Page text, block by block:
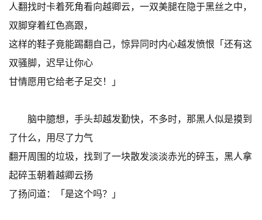
人翻找时卡着死角看向越卿云，一双美腿在隐于黑丝之中，
双脚穿着红色高跟，
这样的鞋子竟能踢翻自己，惊异同时内心越发愤恨「还有这
双骚脚，迟早让你心
甘情愿用它给老子足交！」
脑中臆想，手头却越发勤快，不多时，那黑人似是摸到
了什么，用尽了力气
翻开周围的垃圾，找到了一块散发淡淡赤光的碎玉，黑人拿
起碎玉朝着越卿云扬
了扬问道：「是这个吗？」